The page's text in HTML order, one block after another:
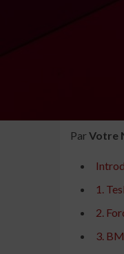
ParVotre
1.
2.
3.